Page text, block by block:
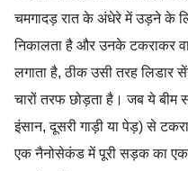
चमगादड़ रात के अंधेरे में उड़ने के
निकालता है और उनके टकराकर
लगाता है, ठीक उसी तरह
चारों तरफ छोड़ता है। जब ये
इंसान, दूसरी गाड़ी या पेड़) से
एक नैनोसेकंड में पूरी सड़क का एक